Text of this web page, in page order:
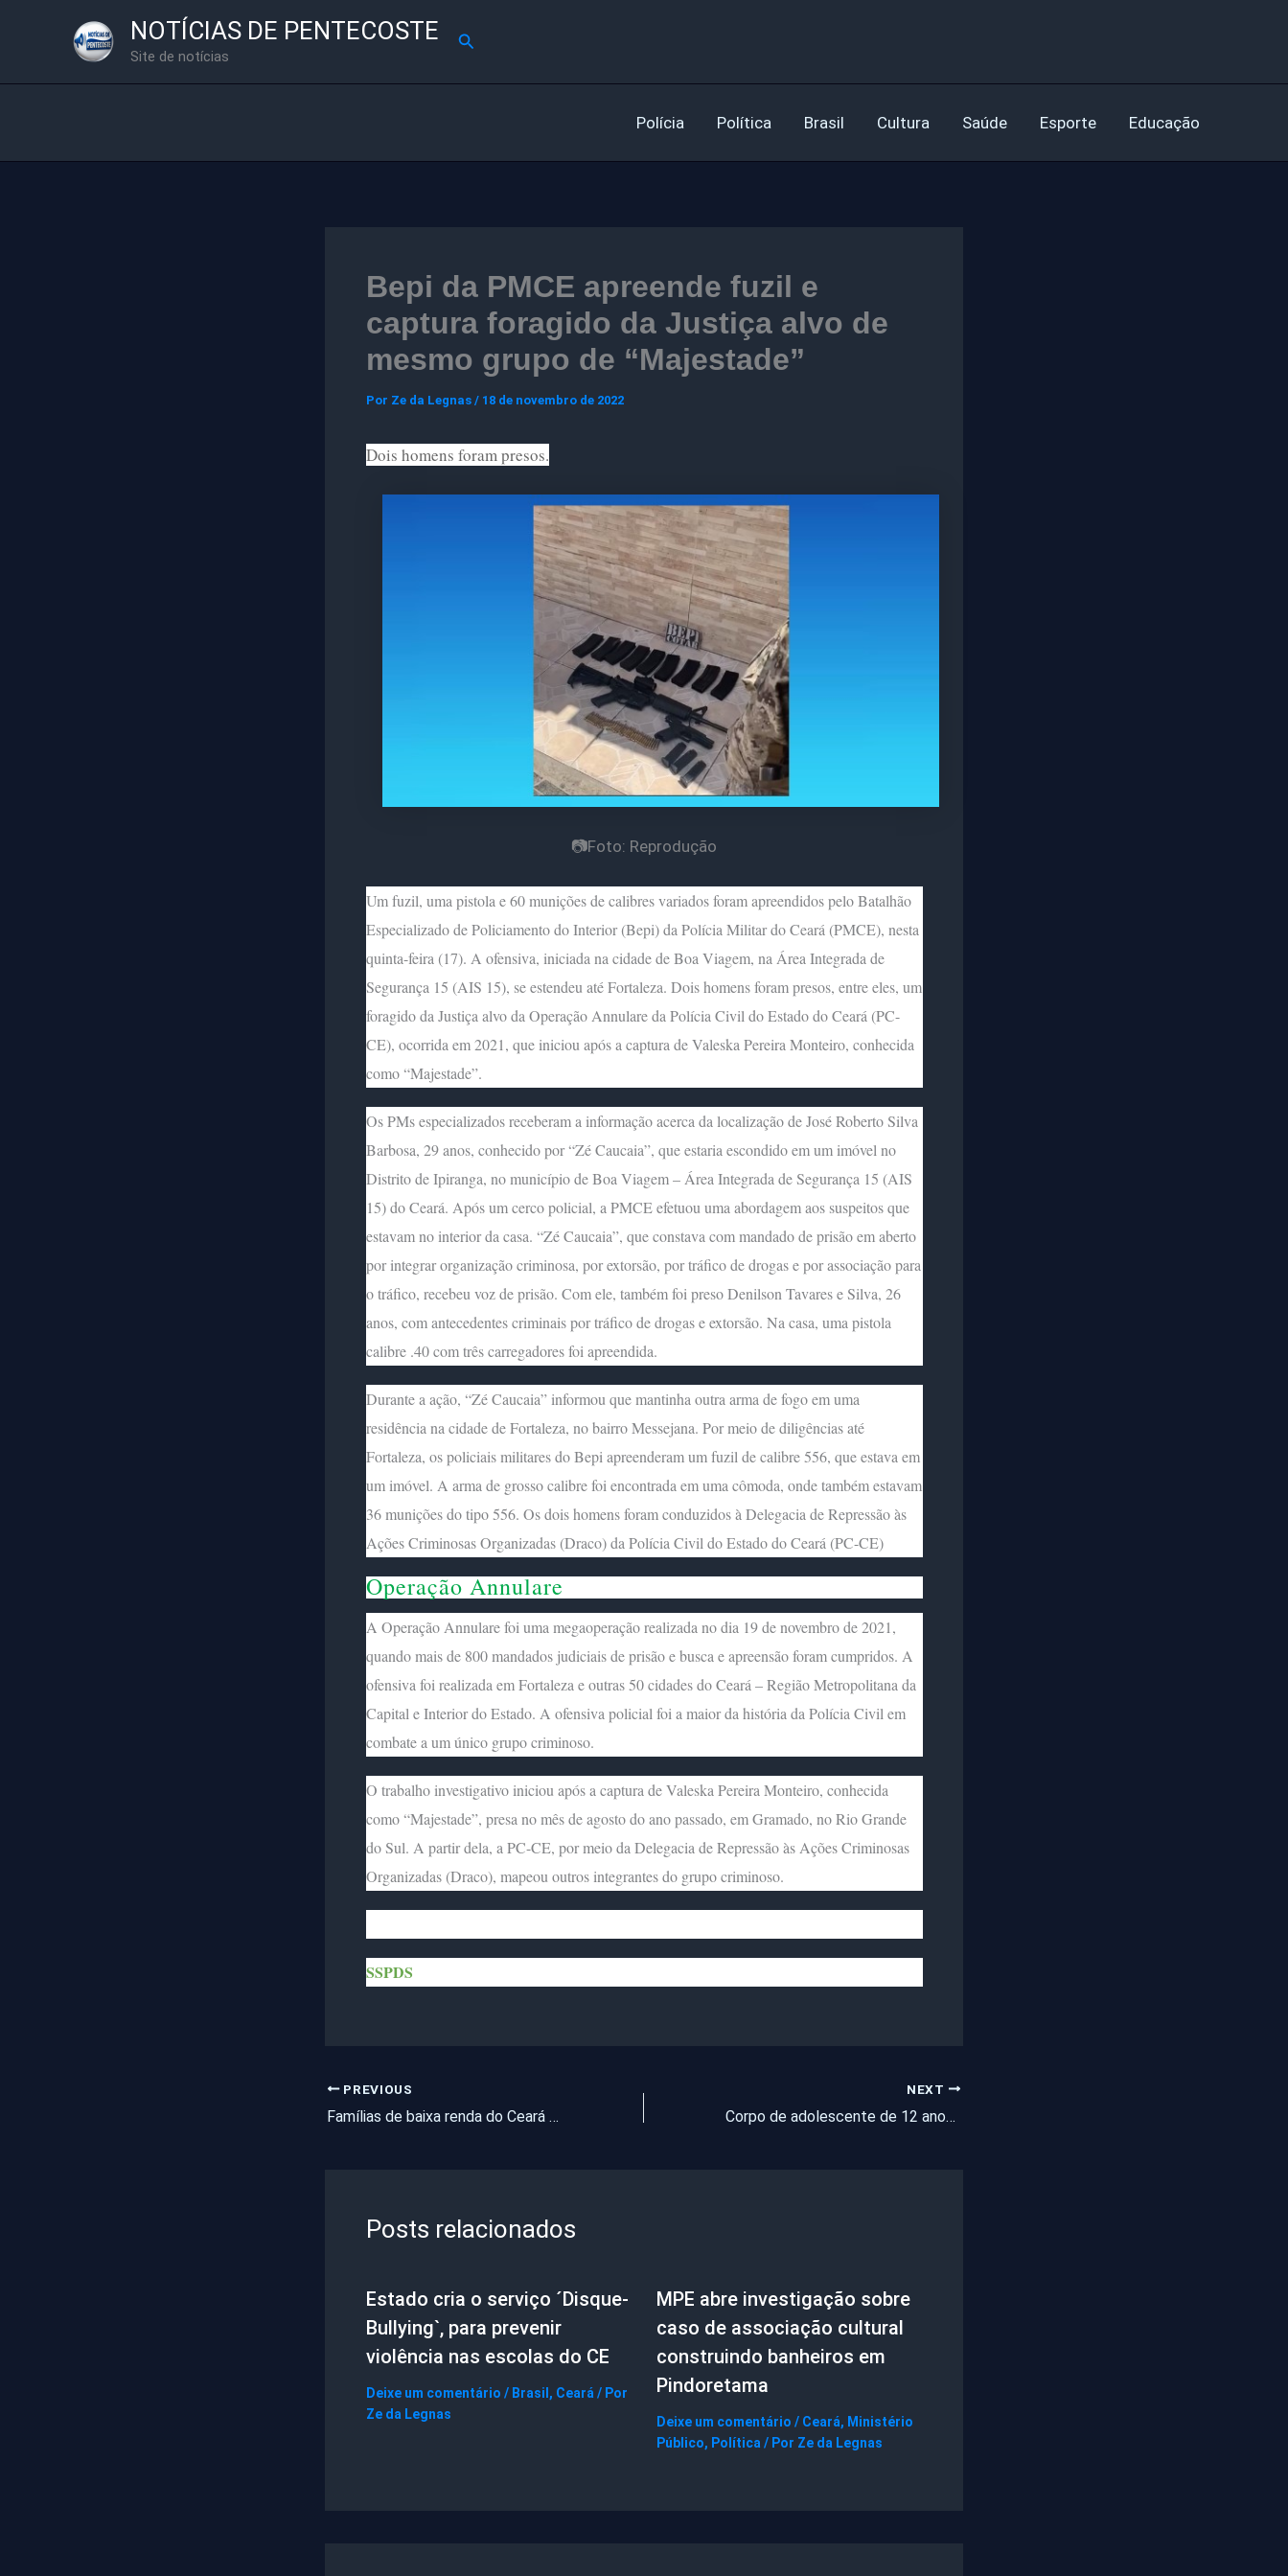
NOTÍCIAS DE PENTECOSTE
Site de notícias
Pesquisar
Polícia Política Brasil Cultura Saúde Esporte Educação
Bepi da PMCE apreende fuzil e
captura foragido da Justiça alvo de
mesmo grupo de “Majestade”
Por Ze da Legnas / 18 de novembro de 2022
Dois homens foram presos.
📷Foto: Reprodução
Um fuzil, uma pistola e 60 munições de calibres variados foram apreendidos pelo Batalhão
Especializado de Policiamento do Interior (Bepi) da Polícia Militar do Ceará (PMCE), nesta
quinta-feira (17). A ofensiva, iniciada na cidade de Boa Viagem, na Área Integrada de
Segurança 15 (AIS 15), se estendeu até Fortaleza. Dois homens foram presos, entre eles, um
foragido da Justiça alvo da Operação Annulare da Polícia Civil do Estado do Ceará (PC-
CE), ocorrida em 2021, que iniciou após a captura de Valeska Pereira Monteiro, conhecida
como “Majestade”.
Os PMs especializados receberam a informação acerca da localização de José Roberto Silva
Barbosa, 29 anos, conhecido por “Zé Caucaia”, que estaria escondido em um imóvel no
Distrito de Ipiranga, no município de Boa Viagem – Área Integrada de Segurança 15 (AIS
15) do Ceará. Após um cerco policial, a PMCE efetuou uma abordagem aos suspeitos que
estavam no interior da casa. “Zé Caucaia”, que constava com mandado de prisão em aberto
por integrar organização criminosa, por extorsão, por tráfico de drogas e por associação para
o tráfico, recebeu voz de prisão. Com ele, também foi preso Denilson Tavares e Silva, 26
anos, com antecedentes criminais por tráfico de drogas e extorsão. Na casa, uma pistola
calibre .40 com três carregadores foi apreendida.
Durante a ação, “Zé Caucaia” informou que mantinha outra arma de fogo em uma
residência na cidade de Fortaleza, no bairro Messejana. Por meio de diligências até
Fortaleza, os policiais militares do Bepi apreenderam um fuzil de calibre 556, que estava em
um imóvel. A arma de grosso calibre foi encontrada em uma cômoda, onde também estavam
36 munições do tipo 556. Os dois homens foram conduzidos à Delegacia de Repressão às
Ações Criminosas Organizadas (Draco) da Polícia Civil do Estado do Ceará (PC-CE)
Operação Annulare
A Operação Annulare foi uma megaoperação realizada no dia 19 de novembro de 2021,
quando mais de 800 mandados judiciais de prisão e busca e apreensão foram cumpridos. A
ofensiva foi realizada em Fortaleza e outras 50 cidades do Ceará – Região Metropolitana da
Capital e Interior do Estado. A ofensiva policial foi a maior da história da Polícia Civil em
combate a um único grupo criminoso.
O trabalho investigativo iniciou após a captura de Valeska Pereira Monteiro, conhecida
como “Majestade”, presa no mês de agosto do ano passado, em Gramado, no Rio Grande
do Sul. A partir dela, a PC-CE, por meio da Delegacia de Repressão às Ações Criminosas
Organizadas (Draco), mapeou outros integrantes do grupo criminoso.
SSPDS
PREVIOUS
Famílias de baixa renda do Ceará podem trocar a parabólica pela antena digital gratuitamente
NEXT
Corpo de adolescente de 12 anos desaparecido desde domingo é identificado pela polícia em Fortaleza
Posts relacionados
Estado cria o serviço ´Disque-
Bullying`, para prevenir
violência nas escolas do CE
Deixe um comentário / Brasil , Ceará/ Por
Ze da Legnas
MPE abre investigação sobre
caso de associação cultural
construindo banheiros em
Pindoretama
Deixe um comentário / Ceará, Ministério
Público, Política/ Por Ze da Legnas